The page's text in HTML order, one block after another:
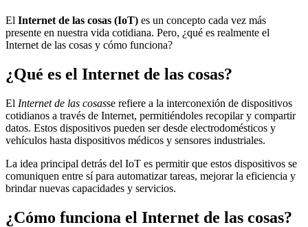
El Internet de las cosas (IoT) es un concepto cada vez más
presente en nuestra vida cotidiana. Pero, ¿qué es realmente el
Internet de las cosas y cómo funciona?
¿Qué es el Internet de las cosas?
El Internet de las cosasse refiere a la interconexión de dispositivos
cotidianos a través de Internet, permitiéndoles recopilar y compartir
datos. Estos dispositivos pueden ser desde electrodomésticos y
vehículos hasta dispositivos médicos y sensores industriales.
La idea principal detrás del IoT es permitir que estos dispositivos se
comuniquen entre sí para automatizar tareas, mejorar la eficiencia y
brindar nuevas capacidades y servicios.
¿Cómo funciona el Internet de las cosas?